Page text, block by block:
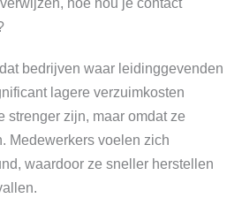
bedrijven waar leidinggevenden
lagere verzuimkosten
strenger zijn, maar omdat ze
Medewerkers voelen zich
waardoor ze sneller herstellen